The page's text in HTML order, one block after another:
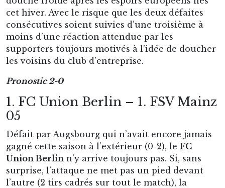
cet hiver. Avec le risque que les deux défaites
consécutives soient suivies d’une troisième à
moins d’une réaction attendue par les
supporters toujours motivés à l’idée de doucher
les voisins du club d’entreprise.
Pronostic 2-0
1. FC Union Berlin – 1. FSV Mainz
05
Défait par Augsbourg qui n’avait encore jamais
gagné cette saison à l’extérieur (0-2), le FC
Union Berlin n’y arrive toujours pas. Si, sans
surprise, l’attaque ne met pas un pied devant
l’autre (2 tirs cadrés sur tout le match), la